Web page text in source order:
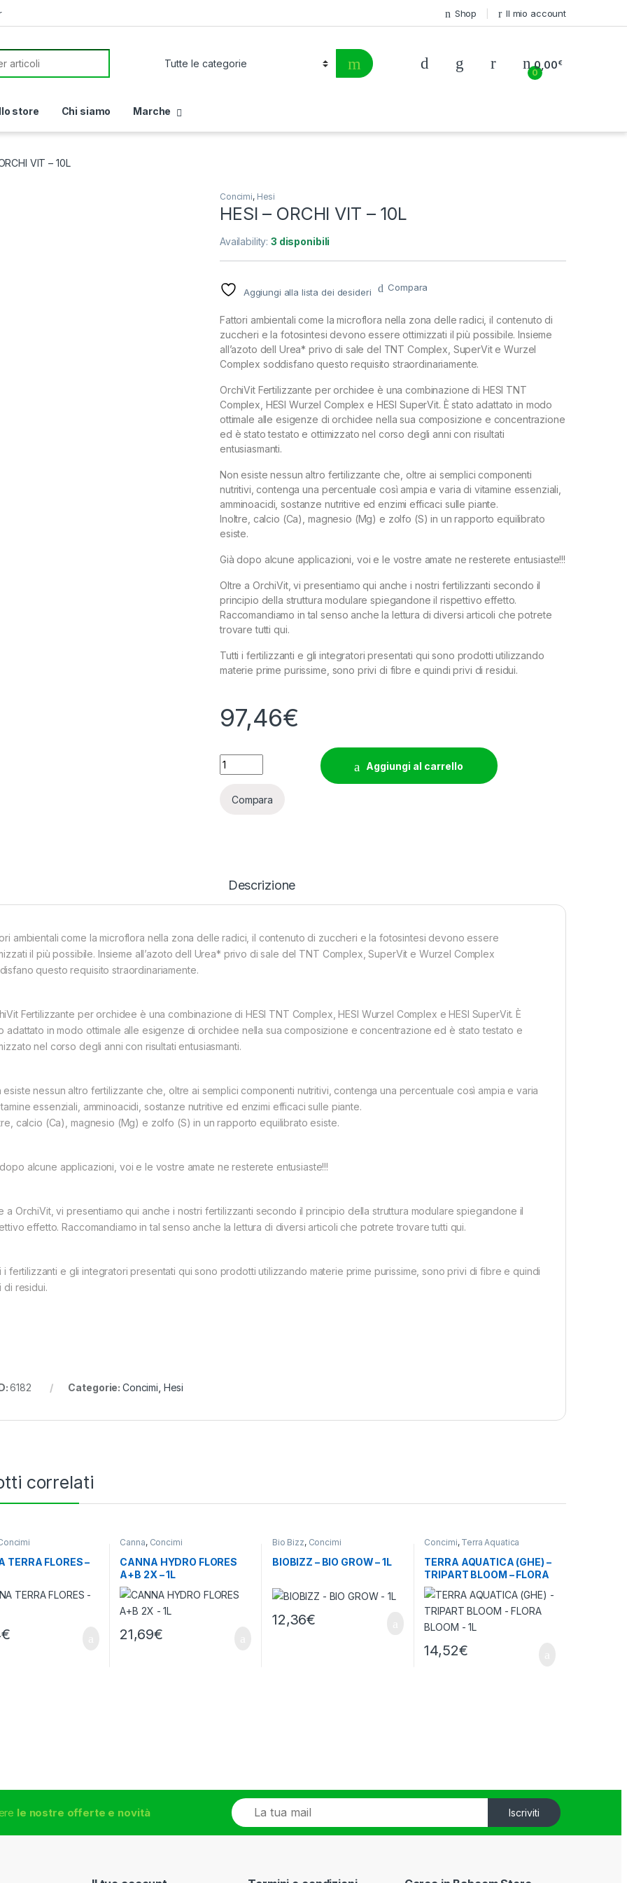
Shop Il mio account
0
0,00€
store Chi siamo Marche
VIT – 10L
Concimi, Hesi
HESI – ORCHI VIT – 10L
Availability:3 disponibili
Aggiungi alla lista dei desideri Compara
Fattori ambientali come la microflora nella zona delle radici, il contenuto di
zuccheri e la fotosintesi devono essere ottimizzati il più possibile. Insieme
all’azoto dell Urea* privo di sale del TNT Complex, SuperVit e Wurzel
Complex soddisfano questo requisito straordinariamente.
OrchiVit Fertilizzante per orchidee è una combinazione di HESI TNT
Complex, HESI Wurzel Complex e HESI SuperVit. È stato adattato in modo
ottimale alle esigenze di orchidee nella sua composizione e concentrazione
ed è stato testato e ottimizzato nel corso degli anni con risultati
entusiasmanti.
Non esiste nessun altro fertilizzante che, oltre ai semplici componenti
nutritivi, contenga una percentuale così ampia e varia di vitamine essenziali,
amminoacidi, sostanze nutritive ed enzimi efficaci sulle piante.
Inoltre, calcio (Ca), magnesio (Mg) e zolfo (S) in un rapporto equilibrato
esiste.
Già dopo alcune applicazioni, voi e le vostre amate ne resterete entusiaste!!!
Oltre a OrchiVit, vi presentiamo qui anche i nostri fertilizzanti secondo il
principio della struttura modulare spiegandone il rispettivo effetto.
Raccomandiamo in tal senso anche la lettura di diversi articoli che potrete
trovare tutti qui.
Tutti i fertilizzanti e gli integratori presentati qui sono prodotti utilizzando
materie prime purissime, sono privi di fibre e quindi privi di residui.
97,46€
HESI - ORCHI VIT - 10L quantity
Aggiungi al carrello
Compara
Descrizione
ambientali come la microflora nella zona delle radici, il contenuto di zuccheri e la fotosintesi devono essere
il più possibile. Insieme all’azoto dell Urea* privo di sale del TNT Complex, SuperVit e Wurzel Complex
questo requisito straordinariamente.
Fertilizzante per orchidee è una combinazione di HESI TNT Complex, HESI Wurzel Complex e HESI SuperVit. È
adattato in modo ottimale alle esigenze di orchidee nella sua composizione e concentrazione ed è stato testato e
nel corso degli anni con risultati entusiasmanti.
esiste nessun altro fertilizzante che, oltre ai semplici componenti nutritivi, contenga una percentuale così ampia e varia
essenziali, amminoacidi, sostanze nutritive ed enzimi efficaci sulle piante.
calcio (Ca), magnesio (Mg) e zolfo (S) in un rapporto equilibrato esiste.
alcune applicazioni, voi e le vostre amate ne resterete entusiaste!!!
a OrchiVit, vi presentiamo qui anche i nostri fertilizzanti secondo il principio della struttura modulare spiegandone il
effetto. Raccomandiamo in tal senso anche la lettura di diversi articoli che potrete trovare tutti qui.
i fertilizzanti e gli integratori presentati qui sono prodotti utilizzando materie prime purissime, sono privi di fibre e quindi
di residui.
6182 Categorie: Concimi Hesi
correlati
TERRA FLORES –
€
Canna, Concimi
CANNA HYDRO FLORES
A+B 2X – 1L
21,69€
Bio Bizz, Concimi
BIOBIZZ – BIO GROW – 1L
12,36€
Concimi, Terra Aquatica
TERRA AQUATICA (GHE) –
TRIPART BLOOM – FLORA
BLOOM – 1L
14,52€
le nostre offerte e novità
E
m
a
Iscriviti